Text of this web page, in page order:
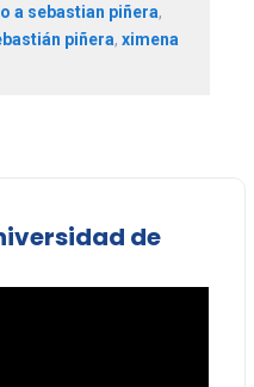
a sebastian piñera,
piñera, ximena
de